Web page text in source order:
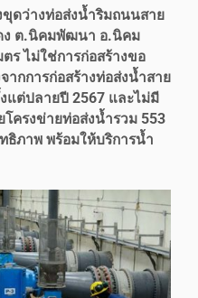
ขุดว่างท่อส่งน้ำริมถนนสาย
ง ต.นิคมพัฒนา อ.นิคม
ร ไม่ใช่การก่อสร้างขอ
ากการก่อสร้างท่อส่งน้ำสาย
แต่ปลายปี 2567 และไม่มี
โครงข่ายท่อส่งน้ำรวม 553
ธิภาพ พร้อมให้บริการน้ำ